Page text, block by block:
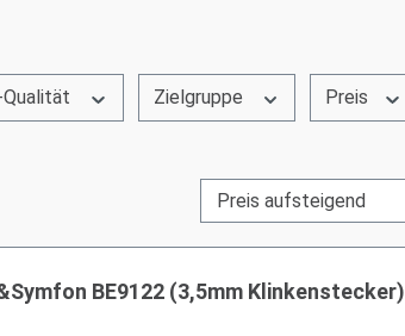
Zielgruppe Preis
BE9122 (3,5mm Klinkenstecker)